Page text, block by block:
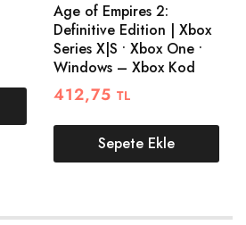
Age of Empires 2:
Definitive Edition | Xbox
Series X|S • Xbox One •
Windows – Xbox Kod
412,75 TL
Sepete Ekle